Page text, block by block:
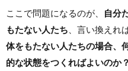
ここで問題になるのが、
自分
もたない人たち 、言い換えれ
体をもたない人たちの場合、
的な状態をつくればよいのか？